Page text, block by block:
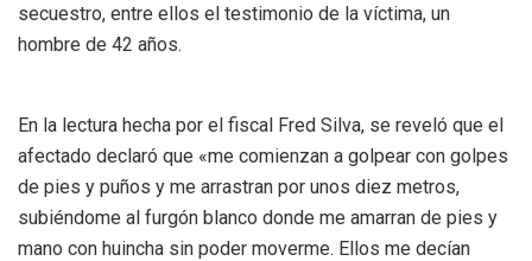
secuestro, entre ellos el testimonio de la víctima, un
hombre de 42 años.
En la lectura hecha por el fiscal Fred Silva, se reveló que el
afectado declaró que «me comienzan a golpear con golpes
de pies y puños y me arrastran por unos diez metros,
subiéndome al furgón blanco donde me amarran de pies y
mano con huincha sin poder moverme. Ellos me decían